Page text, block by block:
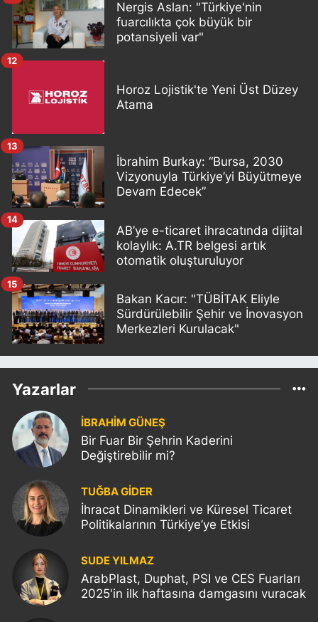
Nergis Aslan: "Türkiye'nin
fuarcılıkta çok büyük bir
potansiyeli var"
Horoz Lojistik'te Yeni Üst Düzey
Atama
12
İbrahim Burkay: “Bursa, 2030
Vizyonuyla Türkiye’yi Büyütmeye
Devam Edecek”
13
AB’ye e-ticaret ihracatında dijital
kolaylık: A.TR belgesi artık
otomatik oluşturuluyor
14
Bakan Kacır: "TÜBİTAK Eliyle
Sürdürülebilir Şehir ve İnovasyon
Merkezleri Kurulacak"
15
Yazarlar
İBRAHİM GÜNEŞ
Bir Fuar Bir Şehrin Kaderini
Değiştirebilir mi?
TUĞBA GİDER
İhracat Dinamikleri ve Küresel Ticaret
Politikalarının Türkiye’ye Etkisi
SUDE YILMAZ
ArabPlast, Duphat, PSI ve CES Fuarları
2025'in ilk haftasına damgasını vuracak